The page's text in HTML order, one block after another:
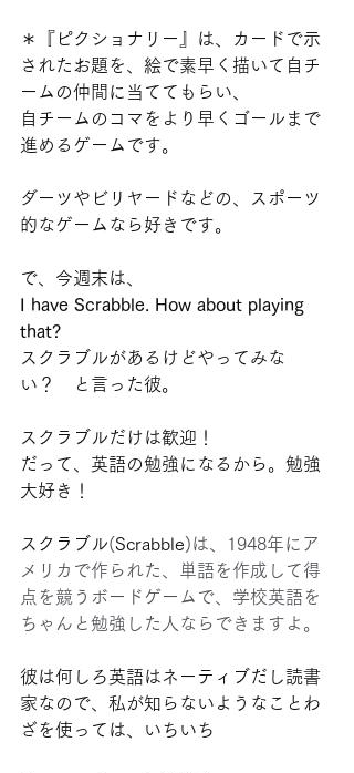
＊『ピクショナリー
』は、カードで示
されたお題を、絵で素早く描いて自チ
ームの仲間に当ててもらい、
自チームのコマをより早くゴールまで
進めるゲームです。
ダーツやビリヤードなどの、スポーツ
的なゲームなら好きです。
で、今週末は、
I have Scrabble. How about playing
that?
スクラブルがあるけどやってみな
い？
と言った彼。
スクラブルだけは歓迎！
だって、英語の勉強になるから。勉強
大好き！
スクラブル(Scrabble)は、1948年にア
メリカで作られた、単語を作成して得
点を競うボードゲームで、学校英語を
ちゃんと勉強した人ならできますよ。
彼は何しろ英語はネーティブだし読書
家なので、私が知らないようなことわ
ざを使っては、いちいち